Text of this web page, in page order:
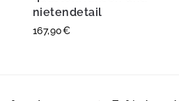
nietendetail
167,90€